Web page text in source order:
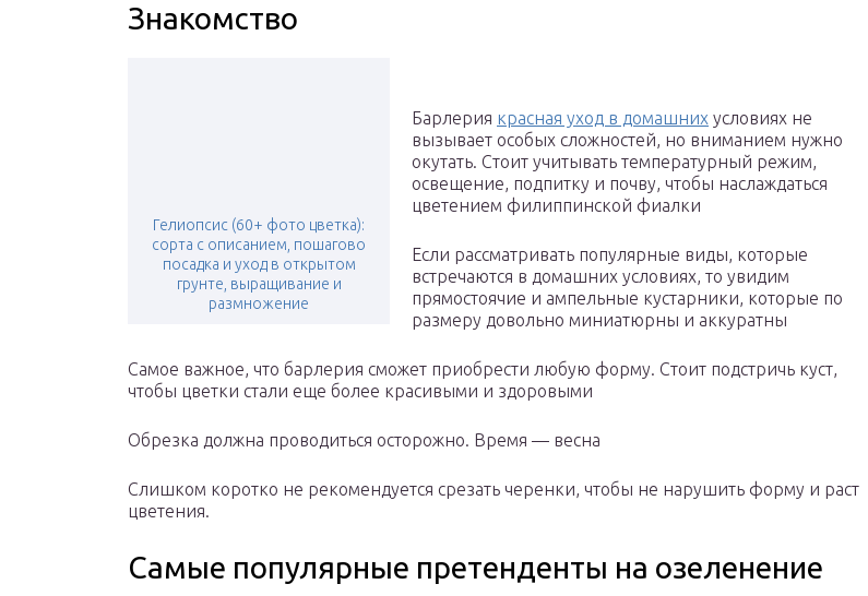
Знакомство
Гелиопсис (60+ фото цветка):
сорта с описанием, пошагово
посадка и уход в открытом
грунте, выращивание и
размножение
Барлерия красная уход в домашних условиях не
вызывает особых сложностей, но вниманием нужно
окутать. Стоит учитывать температурный режим,
освещение, подпитку и почву, чтобы наслаждаться
цветением филиппинской фиалки
Если рассматривать популярные виды, которые
встречаются в домашних условиях, то увидим
прямостоячие и ампельные кустарники, которые по
размеру довольно миниатюрны и аккуратны
Самое важное, что барлерия сможет приобрести любую форму. Стоит подстричь куст,
чтобы цветки стали еще более красивыми и здоровыми
Обрезка должна проводиться осторожно. Время — весна
Слишком коротко не рекомендуется срезать черенки, чтобы не нарушить форму и раст
цветения.
Самые популярные претенденты на озеленение